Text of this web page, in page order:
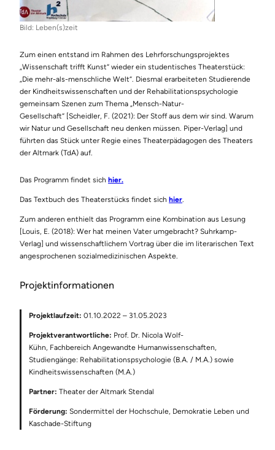
Bild: Leben(s)zeit
Zum einen entstand im Rahmen des Lehrforschungsprojektes
„Wissenschaft trifft Kunst“ wieder ein studentisches Theaterstück:
„Die mehr-als-menschliche Welt“. Diesmal erarbeiteten Studierende
der Kindheitswissenschaften und der Rehabilitationspsychologie
gemeinsam Szenen zum Thema „Mensch-Natur-
Gesellschaft“ [Scheidler, F. (2021): Der Stoff aus dem wir sind. Warum
wir Natur und Gesellschaft neu denken müssen. Piper-Verlag] und
führten das Stück unter Regie eines Theaterpädagogen des Theaters
der Altmark (TdA) auf.
Das Programm findet sich hier.
Das Textbuch des Theaterstücks findet sich hier
Zum anderen enthielt das Programm eine Kombination aus Lesung
[Louis, E. (2018): Wer hat meinen Vater umgebracht? Suhrkamp-
Verlag] und wissenschaftlichem Vortrag über die im literarischen Text
angesprochenen sozialmedizinischen Aspekte.
Projektinformationen
Projektlaufzeit: 01.10.2022 – 31.05.2023
Projektverantwortliche: Prof. Dr. Nicola Wolf-
Kühn, Fachbereich Angewandte Humanwissenschaften,
Studiengänge: Rehabilitationspsychologie (B.A. / M.A.) sowie
Kindheitswissenschaften (M.A.)
Partner: Theater der Altmark Stendal
Förderung: Sondermittel der Hochschule, Demokratie Leben und
Kaschade-Stiftung